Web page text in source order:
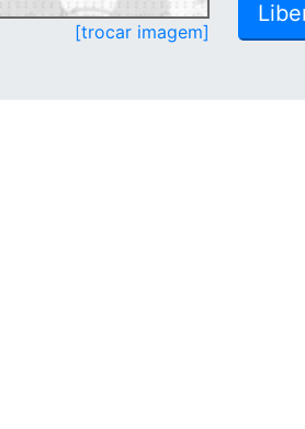
[trocar imagem]